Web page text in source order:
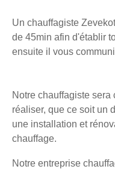
Un chauffagiste
de 45min afin d'établir
ensuite il vous
Notre chauffagiste
réaliser, que ce soit un
une installation et
chauffage.
Notre entreprise